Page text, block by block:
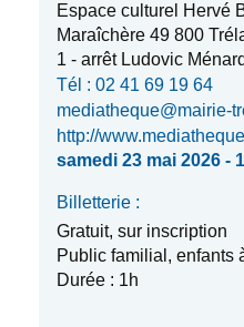
Espace culturel Hervé
Maraîchère 49 800
1 - arrêt Ludovic
Tél : 02 41 69 19 64
mediatheque@mairie-
http://
samedi 23 mai 2026 -
Billetterie :
Gratuit, sur inscription
Public familial, enfants
Durée : 1h